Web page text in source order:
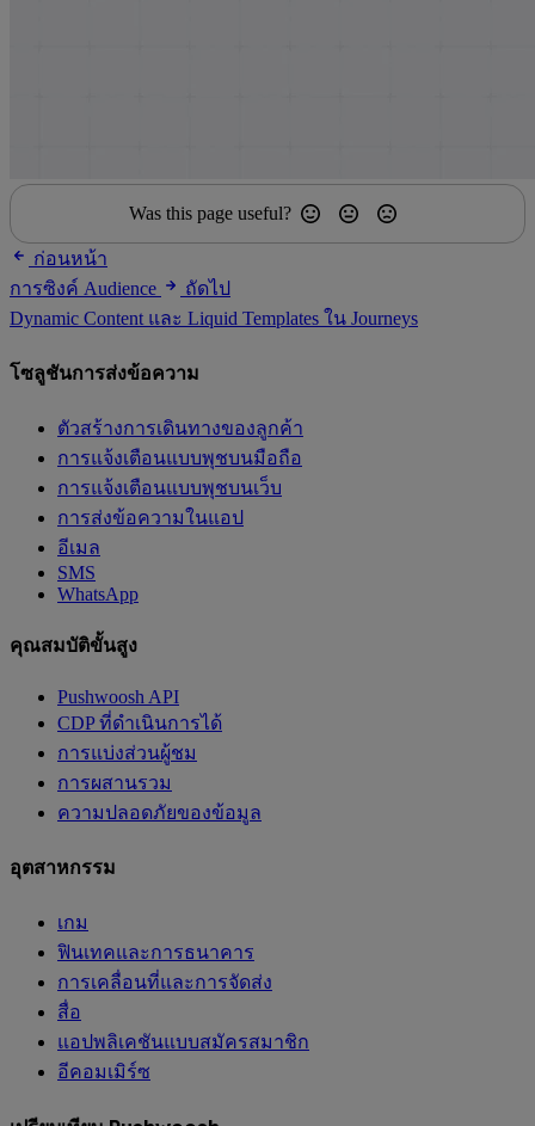
Was this page useful?
ก่อนหน้า
การซิงค์ Audience
ถัดไป
Dynamic Content และ Liquid Templates ใน Journeys
โซลูชันการส่งข้อความ
ตัวสร้างการเดินทางของลูกค้า
การแจ้งเตือนแบบพุชบนมือถือ
การแจ้งเตือนแบบพุชบนเว็บ
การส่งข้อความในแอป
อีเมล
SMS
WhatsApp
คุณสมบัติขั้นสูง
Pushwoosh API
CDP ที่ดำเนินการได้
การแบ่งส่วนผู้ชม
การผสานรวม
ความปลอดภัยของข้อมูล
อุตสาหกรรม
เกม
ฟินเทคและการธนาคาร
การเคลื่อนที่และการจัดส่ง
สื่อ
แอปพลิเคชันแบบสมัครสมาชิก
อีคอมเมิร์ซ